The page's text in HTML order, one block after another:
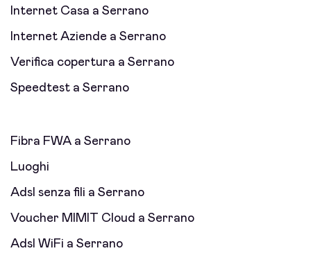
Internet Casa a Serrano
Internet Aziende a Serrano
Verifica copertura a Serrano
Speedtest a Serrano
Fibra FWA a Serrano
Luoghi
Adsl senza fili a Serrano
Voucher MIMIT Cloud a Serrano
Adsl WiFi a Serrano